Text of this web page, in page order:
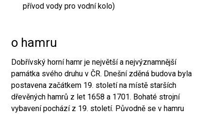
přívod vody pro vodní kolo)
o hamru
Dobřívský horní hamr je největší a nejvýznamnější
památka svého druhu v ČR. Dnešní zděná budova byla
postavena začátkem 19. století na místě starších
dřevěných hamrů z let 1658 a 1701. Bohaté strojní
vybavení pochází z 19. století. Původně se v hamru